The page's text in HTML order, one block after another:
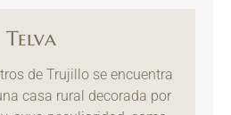
Telva
de Trujillo se encuentra
casa rural decorada por